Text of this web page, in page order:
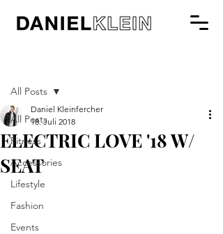
All Posts
Fitness
Accessories
Lifestyle
Fashion
Events
All Posts
ELECTRIC LOVE '18 W/
SEAT
Daniel Kleinfercher
18. Juli 2018